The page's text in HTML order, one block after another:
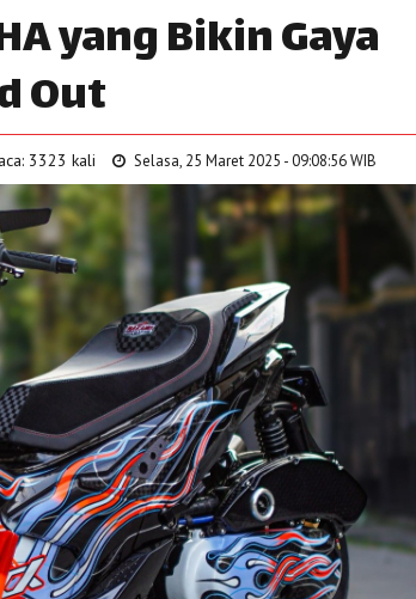
yang Bikin Gaya
Out
3323 kali Selasa, 25 Maret 2025 - 09:08:56 WIB